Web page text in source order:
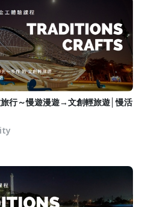
行～慢遊漫遊→文創輕旅遊│慢活